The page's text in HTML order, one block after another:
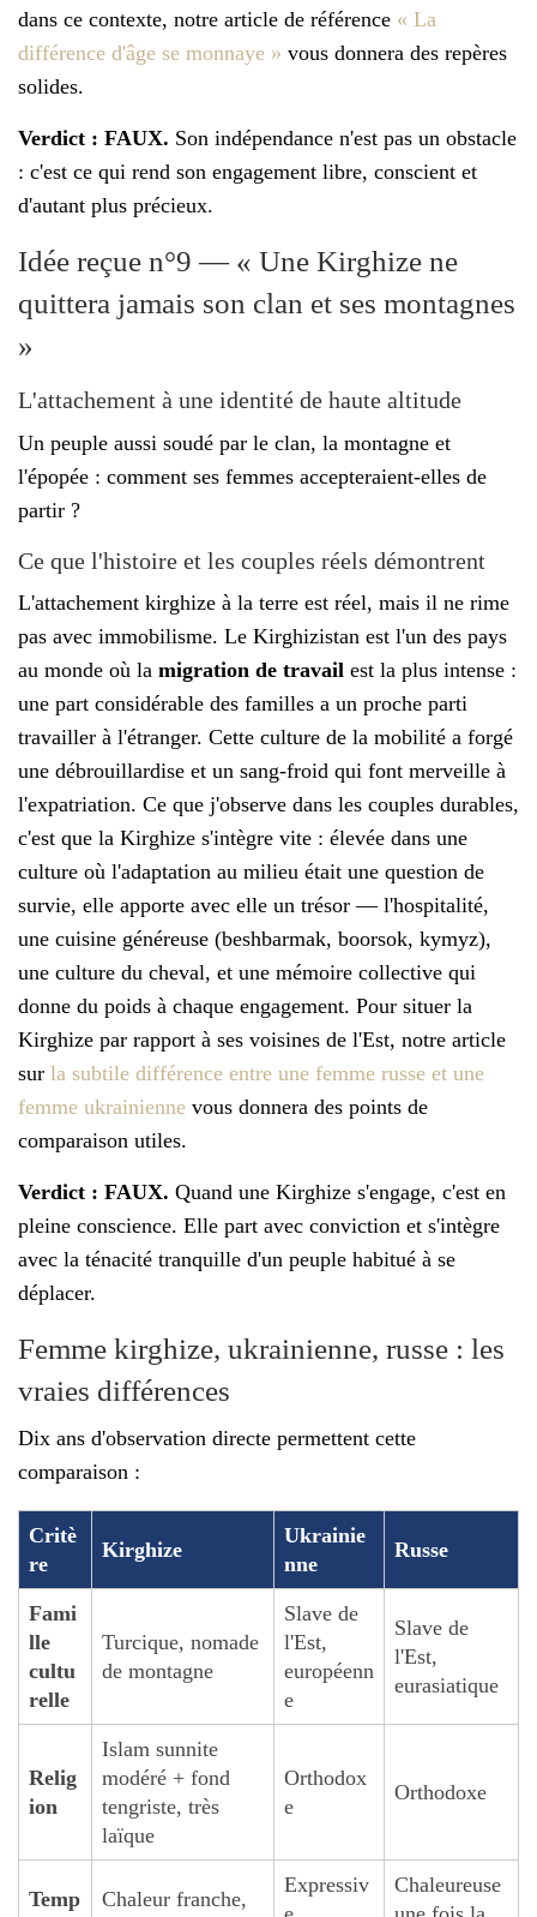
dans ce contexte, notre article de référence « La
différence d'âge se monnaye » vous donnera des repères
solides.
Verdict : FAUX. Son indépendance n'est pas un obstacle
: c'est ce qui rend son engagement libre, conscient et
d'autant plus précieux.
Idée reçue n°9 — « Une Kirghize ne
quittera jamais son clan et ses montagnes
»
L'attachement à une identité de haute altitude
Un peuple aussi soudé par le clan, la montagne et
l'épopée : comment ses femmes accepteraient-elles de
partir ?
Ce que l'histoire et les couples réels démontrent
L'attachement kirghize à la terre est réel, mais il ne rime
pas avec immobilisme. Le Kirghizistan est l'un des pays
au monde où la migration de travail est la plus intense :
une part considérable des familles a un proche parti
travailler à l'étranger. Cette culture de la mobilité a forgé
une débrouillardise et un sang-froid qui font merveille à
l'expatriation. Ce que j'observe dans les couples durables,
c'est que la Kirghize s'intègre vite : élevée dans une
culture où l'adaptation au milieu était une question de
survie, elle apporte avec elle un trésor — l'hospitalité,
une cuisine généreuse (beshbarmak, boorsok, kymyz),
une culture du cheval, et une mémoire collective qui
donne du poids à chaque engagement. Pour situer la
Kirghize par rapport à ses voisines de l'Est, notre article
sur la subtile différence entre une femme russe et une
femme ukrainienne vous donnera des points de
comparaison utiles.
Verdict : FAUX. Quand une Kirghize s'engage, c'est en
pleine conscience. Elle part avec conviction et s'intègre
avec la ténacité tranquille d'un peuple habitué à se
déplacer.
Femme kirghize, ukrainienne, russe : les
vraies différences
Dix ans d'observation directe permettent cette
comparaison :
Critè
re
Kirghize
Ukrainie
nne
Russe
Fami
lle
cultu
relle
Turcique, nomade
de montagne
Slave de
l'Est,
européenn
e
Slave de
l'Est,
eurasiatique
Relig
ion
Islam sunnite
modéré + fond
tengriste, très
laïque
Orthodox
e
Orthodoxe
Temp
Chaleur franche,
Expressiv
Chaleureuse